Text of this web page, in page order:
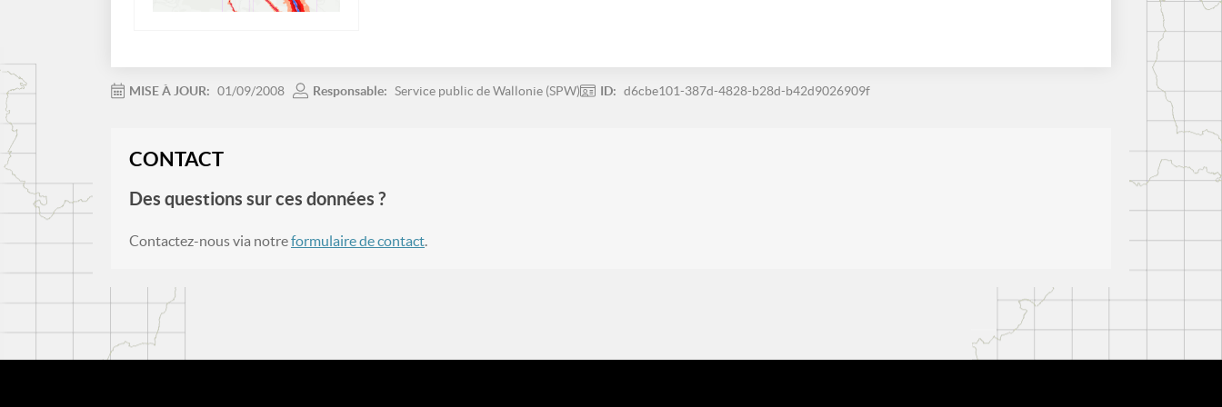
MISE À JOUR: 01/09/2008 Responsable: Service public de Wallonie (SPW) ID: d6cbe101-387d-4828-b28d-b42d9026909f
CONTACT
Des questions sur ces données ?
Contactez-nous via notreformulaire de contact.